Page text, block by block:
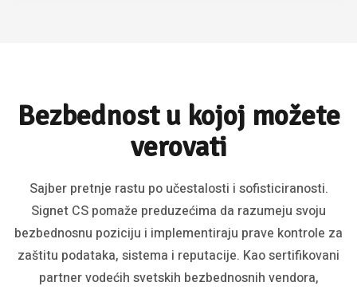
Bezbednost u kojoj možete
verovati
Sajber pretnje rastu po učestalosti i sofisticiranosti.
Signet CS pomaže preduzećima da razumeju svoju
bezbednosnu poziciju i implementiraju prave kontrole za
zaštitu podataka, sistema i reputacije. Kao sertifikovani
partner vodećih svetskih bezbednosnih vendora,